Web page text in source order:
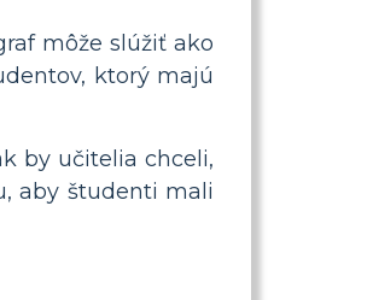
môže slúžiť ako
ktorý majú
by učitelia chceli,
aby študenti mali